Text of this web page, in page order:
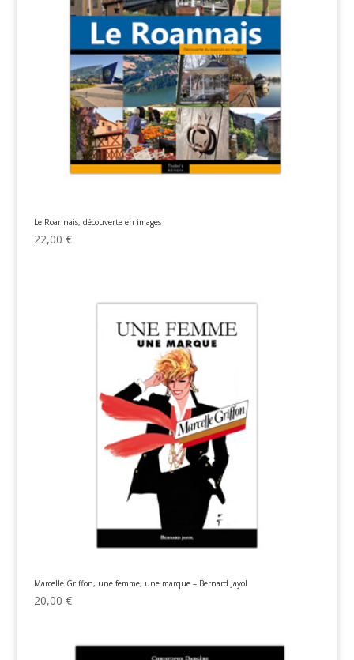
Le Roannais, découverte en images
22,00 €
Marcelle Griffon, une femme, une marque – Bernard Jayol
20,00 €